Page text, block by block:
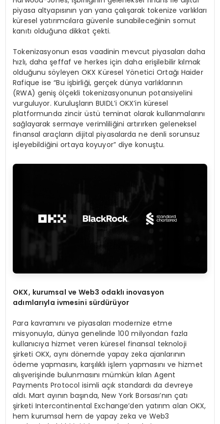
piyasa altyapısının yan yana çalışarak tokenize varlıkları
küresel yatırımcılara güvenle sunabileceğinin somut
kanıtı olduğuna dikkat çekti.
Tokenizasyonun esas vaadinin mevcut piyasaları daha
hızlı, daha şeffaf ve herkes için daha erişilebilir kılmak
olduğunu söyleyen OKX Küresel Yönetici Ortağı Haider
Rafique ise “Bu işbirliği, gerçek dünya varlıklarının
(RWA) geniş ölçekli tokenizasyonunun potansiyelini
vurguluyor. Kuruluşların BUIDL’i OKX’in küresel
platformunda zincir üstü teminat olarak kullanmalarını
sağlayarak sermaye verimliliğini artırırken geleneksel
finansal araçların dijital piyasalarda ne denli sorunsuz
işleyebildiğini ortaya koyuyor” diye konuştu.
OKX, kurumsal ve Web3 odaklı inovasyon
adımlarıyla ivmesini sürdürüyor
Para kavramını ve piyasaları modernize etme
misyonuyla, dünya genelinde 100 milyondan fazla
kullanıcıya hizmet veren küresel finansal teknoloji
şirketi OKX, aynı dönemde yapay zeka ajanlarının
ödeme yapmasını, karşılıklı işlem yapmasını ve hizmet
alışverişinde bulunmasını mümkün kılan Agent
Payments Protocol isimli açık standardı da devreye
aldı. Mart ayının başında, New York Borsası’nın çatı
şirketi Intercontinental Exchange’den yatırım alan OKX,
hem kurumsal hem de yapay zeka ve Web3